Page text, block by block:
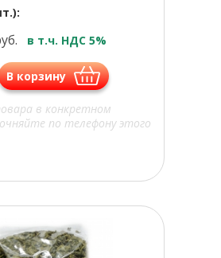
в т.ч. НДС 5%
В корзину
в конкретном
по телефону этого